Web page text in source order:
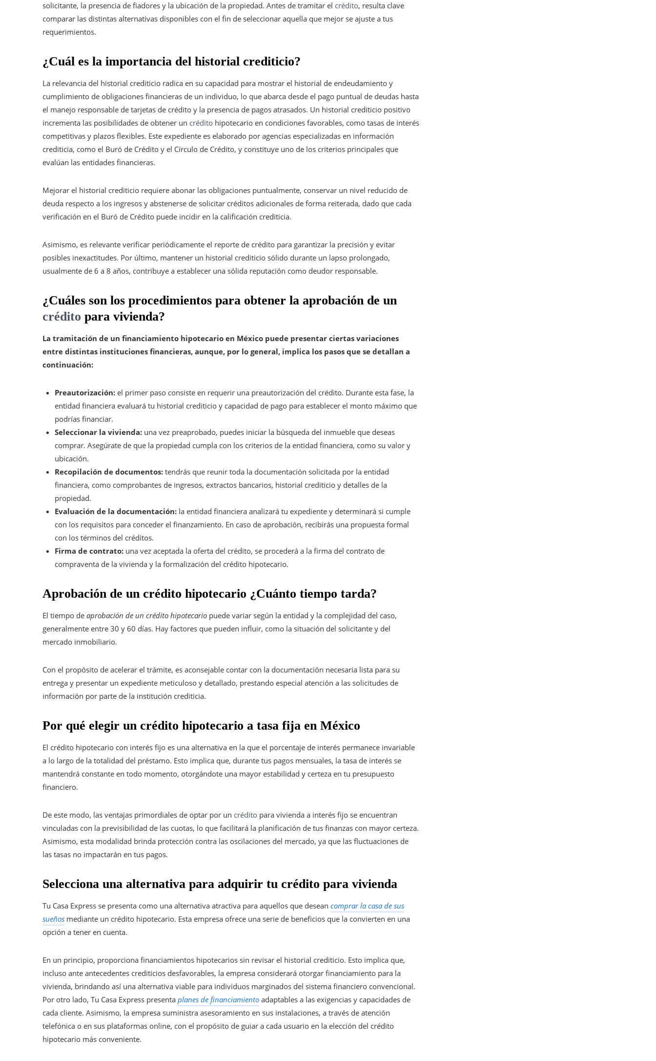
solicitante, la presencia de fiadores y la ubicación de la propiedad. Antes de tramitar el crédito, resulta clave
comparar las distintas alternativas disponibles con el fin de seleccionar aquella que mejor se ajuste a tus
requerimientos.
¿Cuál es la importancia del historial crediticio?
La relevancia del historial crediticio radica en su capacidad para mostrar el historial de endeudamiento y
cumplimiento de obligaciones financieras de un individuo, lo que abarca desde el pago puntual de deudas hasta
el manejo responsable de tarjetas de crédito y la presencia de pagos atrasados. Un historial crediticio positivo
incrementa las posibilidades de obtener un crédito hipotecario en condiciones favorables, como tasas de interés
competitivas y plazos flexibles. Este expediente es elaborado por agencias especializadas en información
crediticia, como el Buró de Crédito y el Círculo de Crédito, y constituye uno de los criterios principales que
evalúan las entidades financieras.
Mejorar el historial crediticio requiere abonar las obligaciones puntualmente, conservar un nivel reducido de
deuda respecto a los ingresos y abstenerse de solicitar créditos adicionales de forma reiterada, dado que cada
verificación en el Buró de Crédito puede incidir en la calificación crediticia.
Asimismo, es relevante verificar periódicamente el reporte de crédito para garantizar la precisión y evitar
posibles inexactitudes. Por último, mantener un historial crediticio sólido durante un lapso prolongado,
usualmente de 6 a 8 años, contribuye a establecer una sólida reputación como deudor responsable.
¿Cuáles son los procedimientos para obtener la aprobación de un
crédito para vivienda?
La tramitación de un financiamiento hipotecario en México puede presentar ciertas variaciones
entre distintas instituciones financieras, aunque, por lo general, implica los pasos que se detallan a
continuación:
Preautorización: el primer paso consiste en requerir una preautorización del crédito. Durante esta fase, la
entidad financiera evaluará tu historial crediticio y capacidad de pago para establecer el monto máximo que
podrías financiar.
Seleccionar la vivienda: una vez preaprobado, puedes iniciar la búsqueda del inmueble que deseas
comprar. Asegúrate de que la propiedad cumpla con los criterios de la entidad financiera, como su valor y
ubicación.
Recopilación de documentos: tendrás que reunir toda la documentación solicitada por la entidad
financiera, como comprobantes de ingresos, extractos bancarios, historial crediticio y detalles de la
propiedad.
Evaluación de la documentación: la entidad financiera analizará tu expediente y determinará si cumple
con los requisitos para conceder el finanzamiento. En caso de aprobación, recibirás una propuesta formal
con los términos del créditos.
Firma de contrato: una vez aceptada la oferta del crédito, se procederá a la firma del contrato de
compraventa de la vivienda y la formalización del crédito hipotecario.
Aprobación de un crédito hipotecario ¿Cuánto tiempo tarda?
El tiempo de aprobación de un crédito hipotecario puede variar según la entidad y la complejidad del caso,
generalmente entre 30 y 60 días. Hay factores que pueden influir, como la situación del solicitante y del
mercado inmobiliario.
Con el propósito de acelerar el trámite, es aconsejable contar con la documentación necesaria lista para su
entrega y presentar un expediente meticuloso y detallado, prestando especial atención a las solicitudes de
información por parte de la institución crediticia.
Por qué elegir un crédito hipotecario a tasa fija en México
El crédito hipotecario con interés fijo es una alternativa en la que el porcentaje de interés permanece invariable
a lo largo de la totalidad del préstamo. Esto implica que, durante tus pagos mensuales, la tasa de interés se
mantendrá constante en todo momento, otorgándote una mayor estabilidad y certeza en tu presupuesto
financiero.
De este modo, las ventajas primordiales de optar por un crédito para vivienda a interés fijo se encuentran
vinculadas con la previsibilidad de las cuotas, lo que facilitará la planificación de tus finanzas con mayor certeza.
Asimismo, esta modalidad brinda protección contra las oscilaciones del mercado, ya que las fluctuaciones de
las tasas no impactarán en tus pagos.
Selecciona una alternativa para adquirir tu crédito para vivienda
Tu Casa Express se presenta como una alternativa atractiva para aquellos que desean comprar la casa de sus
sueños mediante un crédito hipotecario. Esta empresa ofrece una serie de beneficios que la convierten en una
opción a tener en cuenta.
En un principio, proporciona financiamientos hipotecarios sin revisar el historial crediticio. Esto implica que,
incluso ante antecedentes crediticios desfavorables, la empresa considerará otorgar financiamiento para la
vivienda, brindando así una alternativa viable para individuos marginados del sistema financiero convencional.
Por otro lado, Tu Casa Express presenta planes de financiamiento adaptables a las exigencias y capacidades de
cada cliente. Asimismo, la empresa suministra asesoramiento en sus instalaciones, a través de atención
telefónica o en sus plataformas online, con el propósito de guiar a cada usuario en la elección del crédito
hipotecario más conveniente.